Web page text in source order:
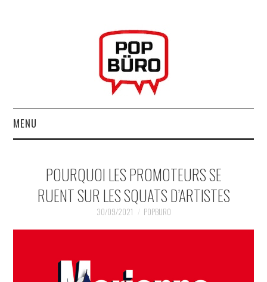
MENU
MUSIQUESACTUELLES.NET
GABBA GABBA HEY !
INDÉPENDANTS
POURQUOI LES PROMOTEURS SE
RUENT SUR LES SQUATS D’ARTISTES
30/09/2021 POPBURO